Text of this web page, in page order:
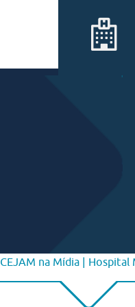
CEJAM na Mídia |